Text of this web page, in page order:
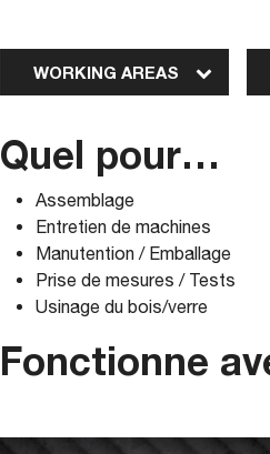
WORKING AREAS
Quel pour…
Assemblage
Entretien de machines
Manutention / Emballage
Prise de mesures / Tests
Usinage du bois/verre
Fonctionne